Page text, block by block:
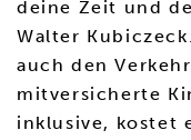
deine Zeit und
Walter
auch den
mitversicherte
inklusive, kostet